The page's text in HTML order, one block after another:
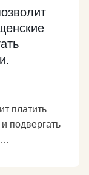
—
платить
подвергать